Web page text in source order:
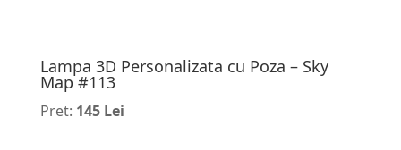
Lampa 3D Personalizata cu Poza – Sky
Map #113
Pret: 145 Lei